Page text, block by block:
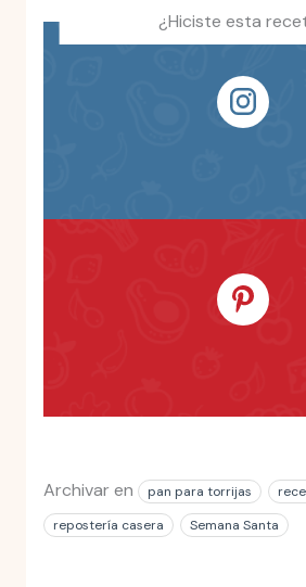
¿Hiciste esta
Archivar en pan para torrijas
repostería casera
Semana Santa